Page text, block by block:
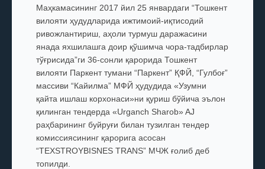
Маҳкамасининг 2017 йил 25 январдаги “Тошкент
вилояти ҳудудларида ижтимоий-иқтисодий
ривожлантириш, аҳоли турмуш даражасини
янада яхшилашга доир қўшимча чора-тадбирлар
тўғрисида”ги 36-сонли қарорида Тошкент
вилояти Паркент тумани “Паркент” ҚФЙ, “Гулбоғ”
массиви “Кайилма” МФЙ ҳудудида «Узумни
қайта ишлаш корхонаси»ни қуриш бўйича эълон
қилинган тендерда «Urganch Sharob» AJ
раҳбарининг буйруғи билан тузилган тендер
комиссиясининг қарорига асосан
“TEXSTROYBISNES TRANS” МЧЖ ғолиб деб
топилди.